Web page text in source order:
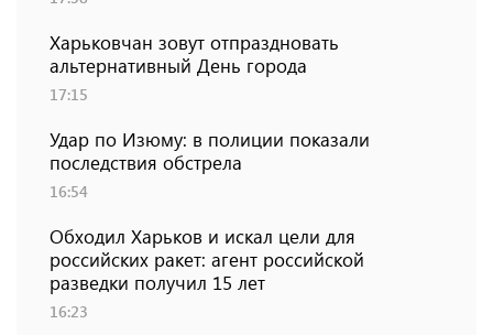
Харьковчан зовут отпраздновать
альтернативный День города
17:15
Удар по Изюму: в полиции показали
последствия обстрела
16:54
Обходил Харьков и искал цели для
российских ракет: агент российской
разведки получил 15 лет
16:23